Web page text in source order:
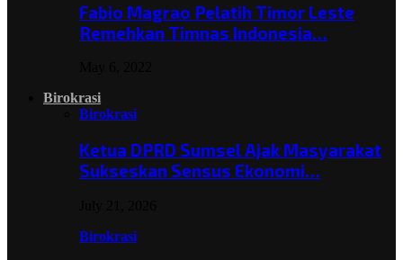
Fabio Magrao Pelatih Timor Leste
Remehkan Timnas Indonesia…
Birokrasi
Birokrasi
Ketua DPRD Sumsel Ajak Masyarakat
Sukseskan Sensus Ekonomi…
Birokrasi